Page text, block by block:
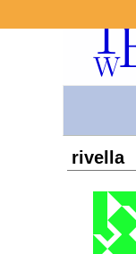
rivella